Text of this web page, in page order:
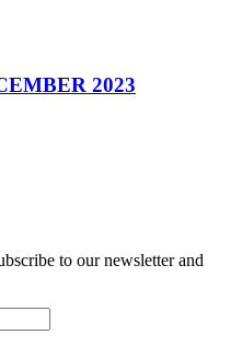
2023
to our newsletter and